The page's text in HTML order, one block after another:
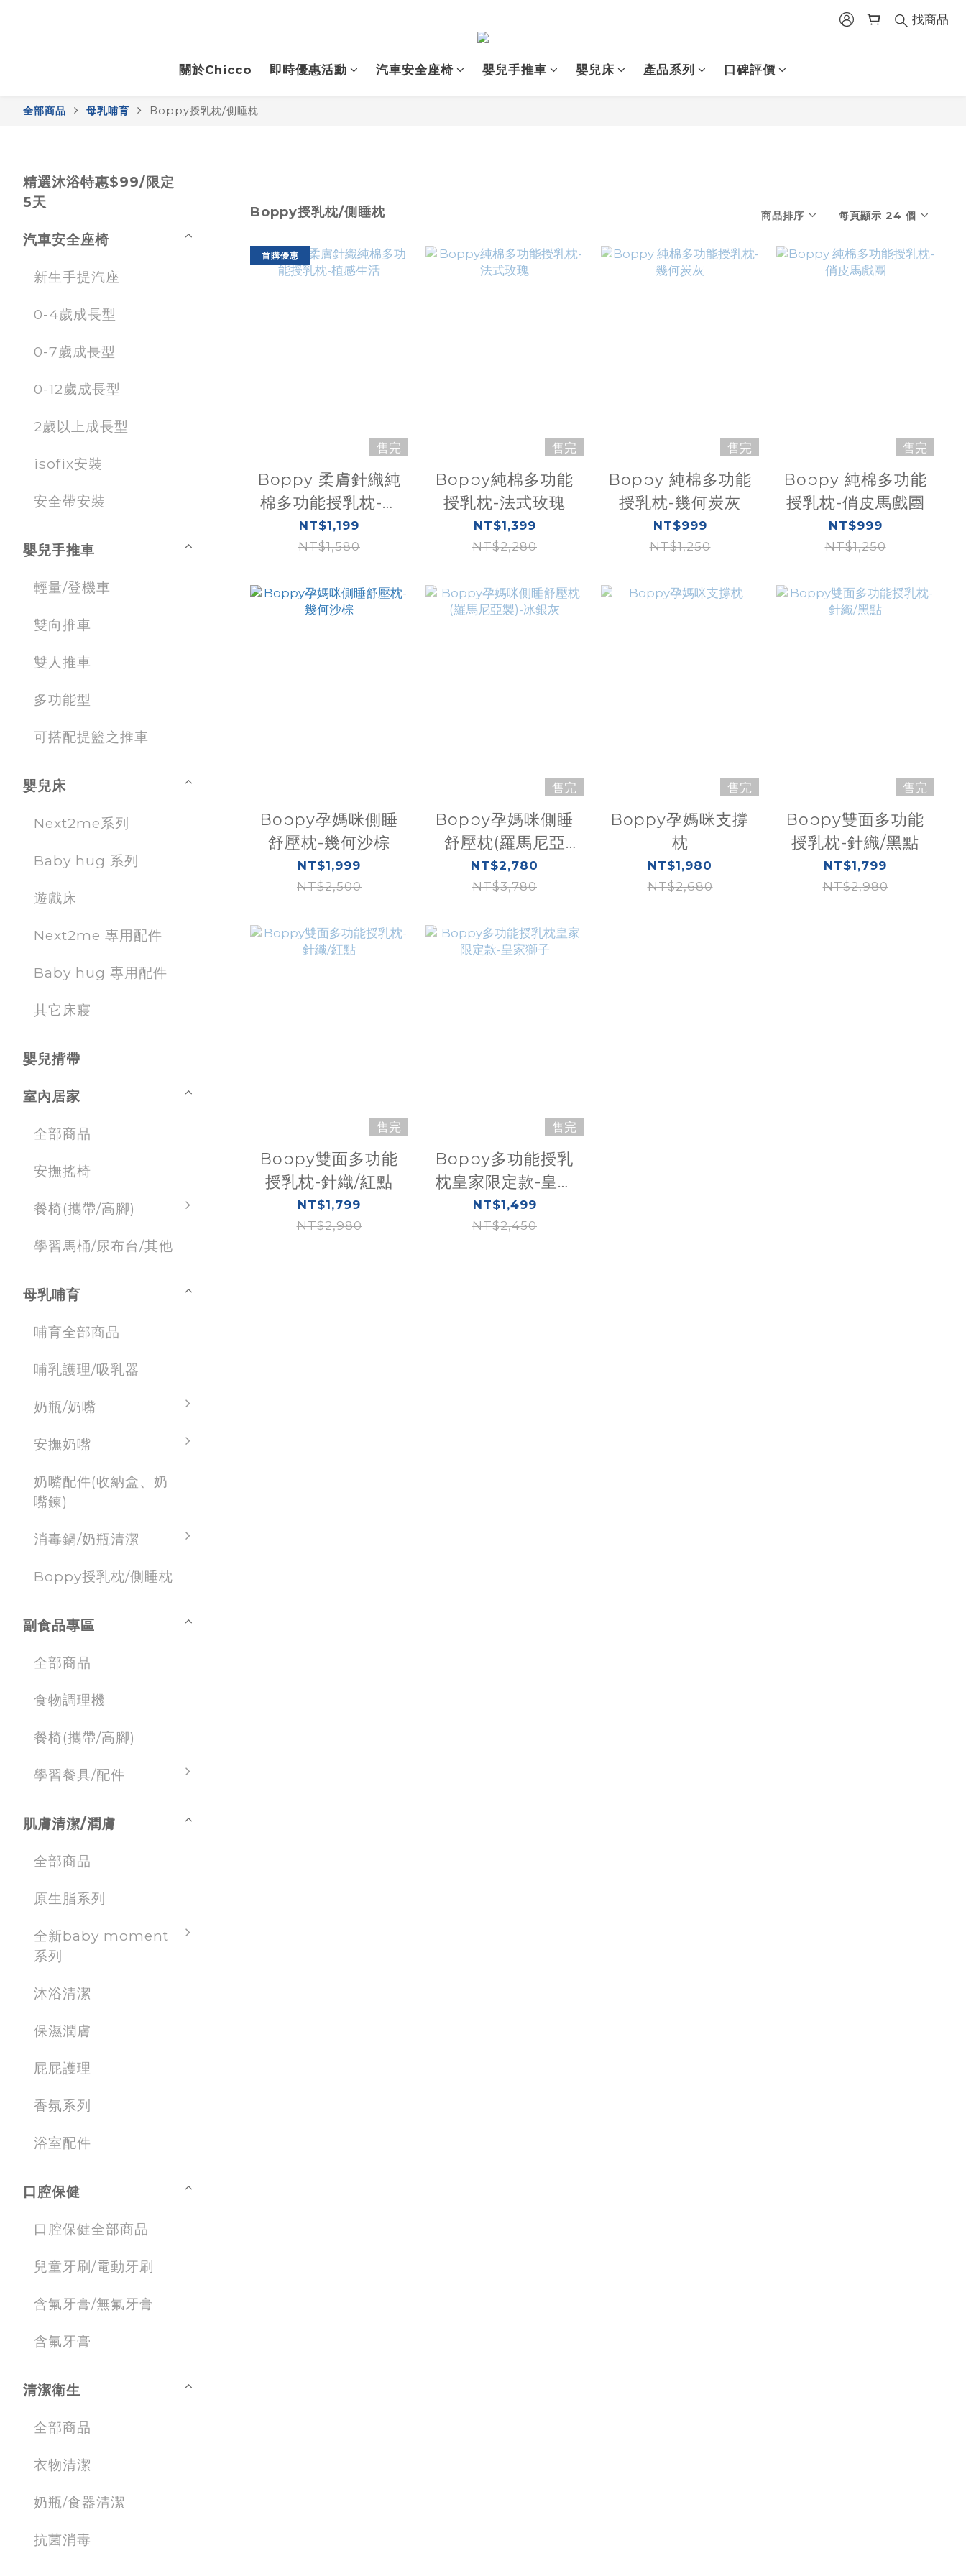
找商品
關於Chicco 即時優惠活動 汽車安全座椅 嬰兒手推車 嬰兒床 產品系列 口碑評價
全部商品 母乳哺育 Boppy授乳枕/側睡枕
精選沐浴特惠$99/限定
5天
汽車安全座椅
新生手提汽座
0-4歲成長型
0-7歲成長型
0-12歲成長型
2歲以上成長型
isofix安裝
安全帶安裝
嬰兒手推車
輕量/登機車
雙向推車
雙人推車
多功能型
可搭配提籃之推車
嬰兒床
Next2me系列
Baby hug 系列
遊戲床
Next2me 專用配件
Baby hug 專用配件
其它床寢
嬰兒揹帶
室內居家
全部商品
安撫搖椅
餐椅(攜帶/高腳)
學習馬桶/尿布台/其他
母乳哺育
哺育全部商品
哺乳護理/吸乳器
奶瓶/奶嘴
安撫奶嘴
奶嘴配件(收納盒、奶
嘴鍊)
消毒鍋/奶瓶清潔
Boppy授乳枕/側睡枕
副食品專區
全部商品
食物調理機
餐椅(攜帶/高腳)
學習餐具/配件
肌膚清潔/潤膚
全部商品
原生脂系列
全新baby moment
系列
沐浴清潔
保濕潤膚
屁屁護理
香氛系列
浴室配件
口腔保健
口腔保健全部商品
兒童牙刷/電動牙刷
含氟牙膏/無氟牙膏
含氟牙膏
清潔衛生
全部商品
衣物清潔
奶瓶/食器清潔
抗菌消毒
Boppy授乳枕/側睡枕 商品排序 每頁顯示 24 個
首購優惠
售完
Boppy 柔膚針織純
棉多功能授乳枕-植
感生活
NT$1,199
NT$1,580
售完
Boppy純棉多功能
授乳枕-法式玫瑰
NT$1,399
NT$2,280
售完
Boppy 純棉多功能
授乳枕-幾何炭灰
NT$999
NT$1,250
售完
Boppy 純棉多功能
授乳枕-俏皮馬戲團
NT$999
NT$1,250
Boppy孕媽咪側睡
舒壓枕-幾何沙棕
NT$1,999
NT$2,500
售完
Boppy孕媽咪側睡
舒壓枕(羅馬尼亞
製)-冰銀灰
NT$2,780
NT$3,780
售完
Boppy孕媽咪支撐
枕
NT$1,980
NT$2,680
售完
Boppy雙面多功能
授乳枕-針織/黑點
NT$1,799
NT$2,980
售完
Boppy雙面多功能
授乳枕-針織/紅點
NT$1,799
NT$2,980
售完
Boppy多功能授乳
枕皇家限定款-皇家
獅子
NT$1,499
NT$2,450